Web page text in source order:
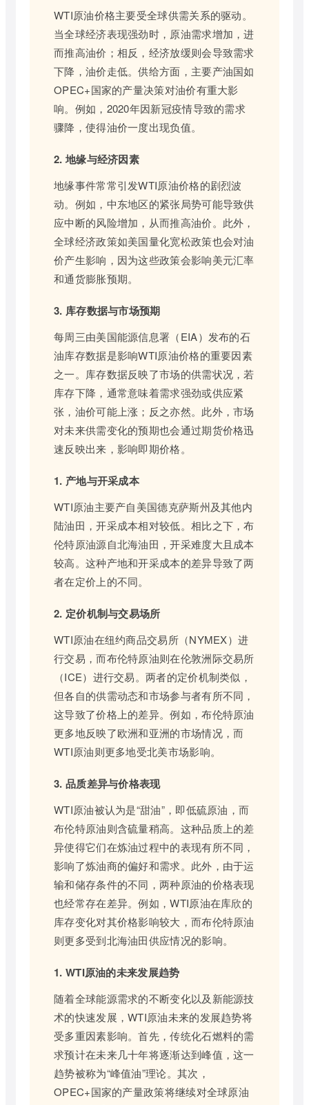
WTI原油价格主要受全球供需关系的驱动。
当全球经济表现强劲时，原油需求增加，进
而推高油价；相反，经济放缓则会导致需求
下降，油价走低。供给方面，主要产油国如
OPEC+国家的产量决策对油价有重大影
响。例如，2020年因新冠疫情导致的需求
骤降，使得油价一度出现负值。
2. 地缘与经济因素
地缘事件常常引发WTI原油价格的剧烈波
动。例如，中东地区的紧张局势可能导致供
应中断的风险增加，从而推高油价。此外，
全球经济政策如美国量化宽松政策也会对油
价产生影响，因为这些政策会影响美元汇率
和通货膨胀预期。
3. 库存数据与市场预期
每周三由美国能源信息署（EIA）发布的石
油库存数据是影响WTI原油价格的重要因素
之一。库存数据反映了市场的供需状况，若
库存下降，通常意味着需求强劲或供应紧
张，油价可能上涨；反之亦然。此外，市场
对未来供需变化的预期也会通过期货价格迅
速反映出来，影响即期价格。
1. 产地与开采成本
WTI原油主要产自美国德克萨斯州及其他内
陆油田，开采成本相对较低。相比之下，布
伦特原油源自北海油田，开采难度大且成本
较高。这种产地和开采成本的差异导致了两
者在定价上的不同。
2. 定价机制与交易场所
WTI原油在纽约商品交易所（NYMEX）进
行交易，而布伦特原油则在伦敦洲际交易所
（ICE）进行交易。两者的定价机制类似，
但各自的供需动态和市场参与者有所不同，
这导致了价格上的差异。例如，布伦特原油
更多地反映了欧洲和亚洲的市场情况，而
WTI原油则更多地受北美市场影响。
3. 品质差异与价格表现
WTI原油被认为是“甜油”，即低硫原油，而
布伦特原油则含硫量稍高。这种品质上的差
异使得它们在炼油过程中的表现有所不同，
影响了炼油商的偏好和需求。此外，由于运
输和储存条件的不同，两种原油的价格表现
也经常存在差异。例如，WTI原油在库欣的
库存变化对其价格影响较大，而布伦特原油
则更多受到北海油田供应情况的影响。
1. WTI原油的未来发展趋势
随着全球能源需求的不断变化以及新能源技
术的快速发展，WTI原油未来的发展趋势将
受多重因素影响。首先，传统化石燃料的需
求预计在未来几十年将逐渐达到峰值，这一
趋势被称为“峰值油”理论。其次，
OPEC+国家的产量政策将继续对全球原油